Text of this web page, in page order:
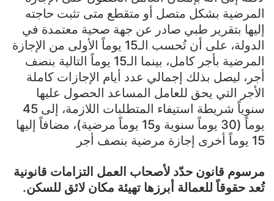
المرضية بشكل متصل أو متقطع متى تثبت حاجته
إليها بتقرير طبي صادر عن جهة صحية معتمدة في
الدولة، على أن تُحسب الـ15 يوماً الأولى من الإجازة
المرضية بأجر كامل، بينما الـ15 يوماً التالية بنصف
أجر، ليصل بذلك إجمالي عدد أيام الإجازات كاملة
الأجر التي يحق للعامل المساعد الحصول عليها
سنوياً شريطة استيفاء المتطلبات اللازمة، إلى 45
يوماً (30 يوماً سنوية و15 يوماً مرضية)، مضافاً إليها
15 يوماً أخرى إجازة مرضية بنصف أجر
مرسوم قانون حدّد لأصحاب العمل التزامات قانونية
تُعد حقوقاً للعمالة أبرزها تهيئة مكان لائق للسكن.